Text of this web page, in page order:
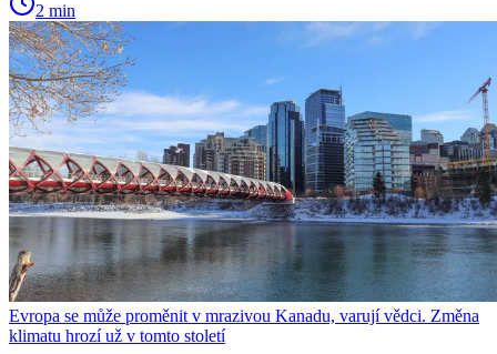
2 min
Evropa se může proměnit v mrazivou Kanadu, varují vědci. Změna
klimatu hrozí už v tomto století